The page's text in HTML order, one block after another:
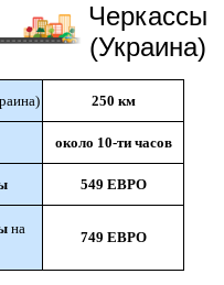
Черкассы
(Украина)
250 км
около 10-ти часов
549 ЕВРО
на
749 ЕВРО